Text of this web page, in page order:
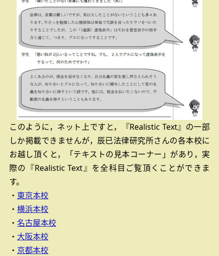
このように，ネット上ですと，『Realistic Text』の一部
しか掲載できませんが，辰已法律研究所さんの各本校に
お越し頂くと，「テキストの見本コーナー」があり，実
際の『Realistic Text』を全科目ご覧頂くことができま
す。
・ 東京本校
・ 横浜本校
・ 名古屋本校
・ 大阪本校
・ 京都本校